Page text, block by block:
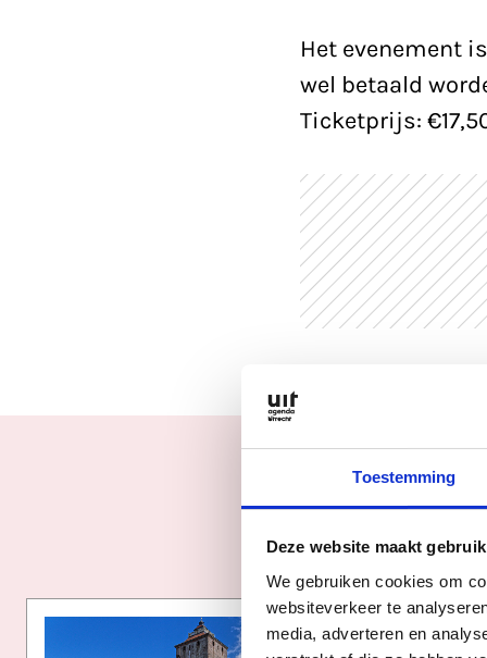
Toestemming
Deze website maakt
We gebruiken cookies om
websiteverkeer te
media, adverteren en
Het evenement
wel betaald
Ticketprijs: